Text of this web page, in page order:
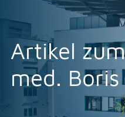
Artikel
med.